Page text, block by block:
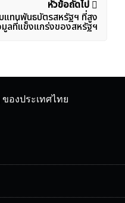
หัวข้อถัดไป
แทนพันธบัตรสหรัฐฯ ที่สูง
ลที่แข็งแกร่งของสหรัฐฯ
องประเทศไทย